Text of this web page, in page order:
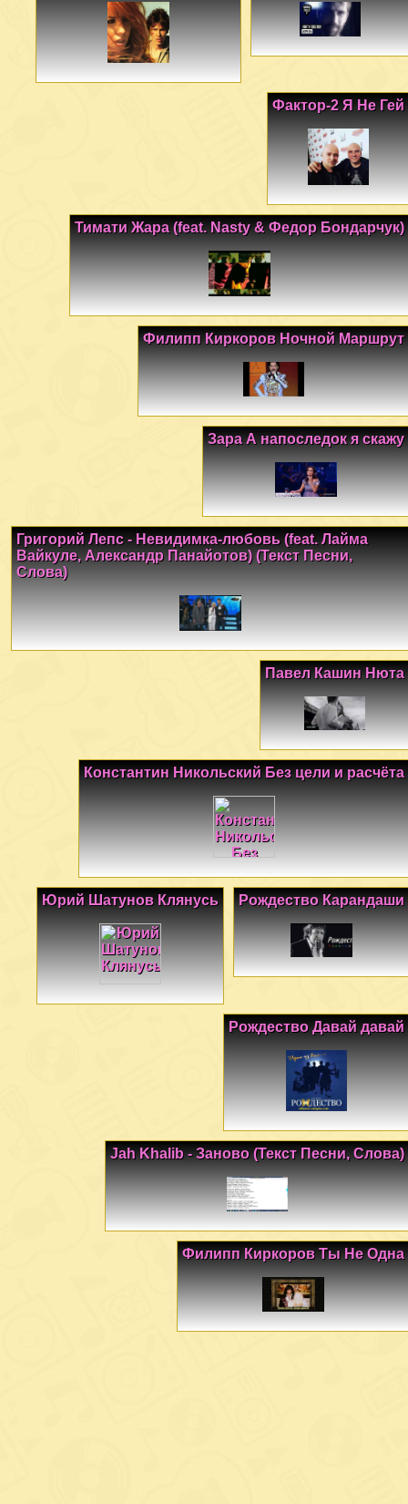
Фактор-2 Я Не Гей
Тимати Жара (feat. Nasty & Федор Бондарчук)
Филипп Киркоров Ночной Маршрут
Зара А напоследок я скажу
Григорий Лепс - Невидимка-любовь (feat. Лайма
Вайкуле, Александр Панайотов) (Текст Песни,
Слова)
Павел Кашин Нюта
Константин Никольский Без цели и расчёта
Рождество Карандаши
Юрий Шатунов Клянусь
Рождество Давай давай
Jah Khalib - Заново (Текст Песни, Слова)
Филипп Киркоров Ты Не Одна